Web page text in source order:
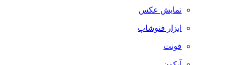
نمایش عکس
ابزار فتوشاپ
فونت